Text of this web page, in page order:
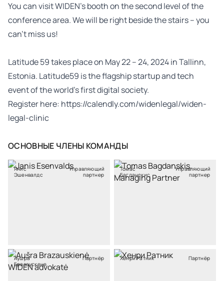
You can visit WIDEN’s booth on the second level of the
conference area. We will be right beside the stairs – you
can’t miss us!
Latitude 59 takes place on May 22 – 24, 2024 in Tallinn,
Estonia. Latitude59 is the flagship startup and tech
event of the world’s first digital society.
Register here: https://calendly.com/widenlegal/widen-
legal-clinic
ОСНОВНЫЕ ЧЛЕНЫ КОМАНДЫ
Янис
Эшенвалдс
Управляющий
партнер
Томас
Багданскис
Управляющий
партнер
Аушра
Бразаускене
Партнёр Хенри Ратник Партнёр